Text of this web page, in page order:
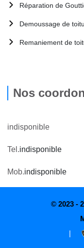
Réparation de
Demoussage de
Remaniement de
Nos
indisponible
Tel.indisponible
Mob.indisponible
© 2023 -
|